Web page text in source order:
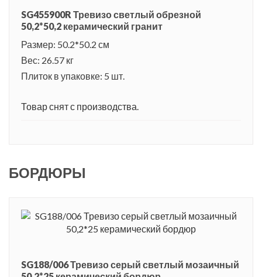
SG455900R Тревизо светлый обрезной
50,2*50,2 керамический гранит
Размер: 50.2*50.2 см
Вес: 26.57 кг
Плиток в упаковке: 5 шт.
Товар снят с производства.
БОРДЮРЫ
SG188/006 Тревизо серый светлый мозаичный